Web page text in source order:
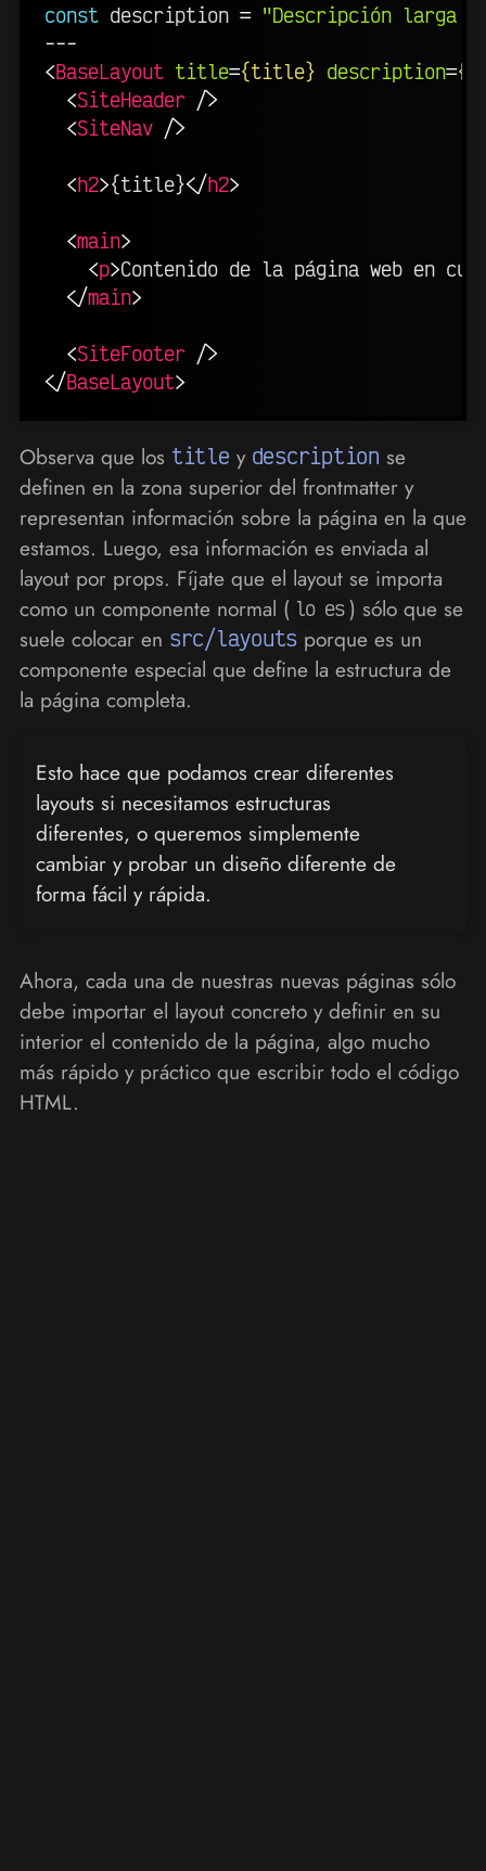
const description = "Descripción larga
---
<BaseLayout title={title} description=
<SiteHeader />
<SiteNav />
<h2>{title}</h2>
<main>
<p>Contenido de la página web en
</main>
<SiteFooter />
</BaseLayout>
Observa que los title y description se
definen en la zona superior del frontmatter y
representan información sobre la página en la que
estamos. Luego, esa información es enviada al
layout por props. Fíjate que el layout se importa
como un componente normal ( lo es ) sólo que se
suele colocar en src/layouts porque es un
componente especial que define la estructura de
la página completa.
Esto hace que podamos crear diferentes
layouts si necesitamos estructuras
diferentes, o queremos simplemente
cambiar y probar un diseño diferente de
forma fácil y rápida.
Ahora, cada una de nuestras nuevas páginas sólo
debe importar el layout concreto y definir en su
interior el contenido de la página, algo mucho
más rápido y práctico que escribir todo el código
HTML.